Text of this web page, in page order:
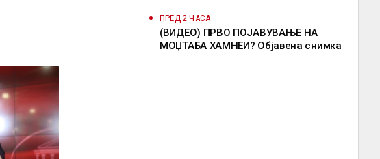
ПРЕД 2 ЧАСА
(ВИДЕО) ПРВО ПОЈАВУВАЊЕ НА
МОЏТАБА ХАМНЕИ? Објавена снимка